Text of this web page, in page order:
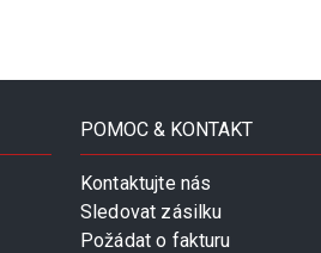
POMOC & KONTAKT
Kontaktujte nás
Sledovat zásilku
Požádat o fakturu